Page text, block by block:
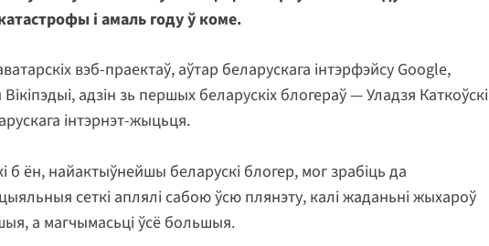
і амаль году ў коме.
вэб-праектаў, аўтар беларускага інтэрфэйсу Google,
адзін зь першых беларускіх блогераў — Уладзя Каткоўскі
інтэрнэт-жыцьця.
б ён, найактыўнейшы беларускі блогер, мог зрабіць да
сеткі аплялі сабою ўсю плянэту, калі жаданьні жыхароў
а магчымасьці ўсё большыя.